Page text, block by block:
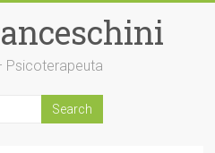
Psicoterapeuta